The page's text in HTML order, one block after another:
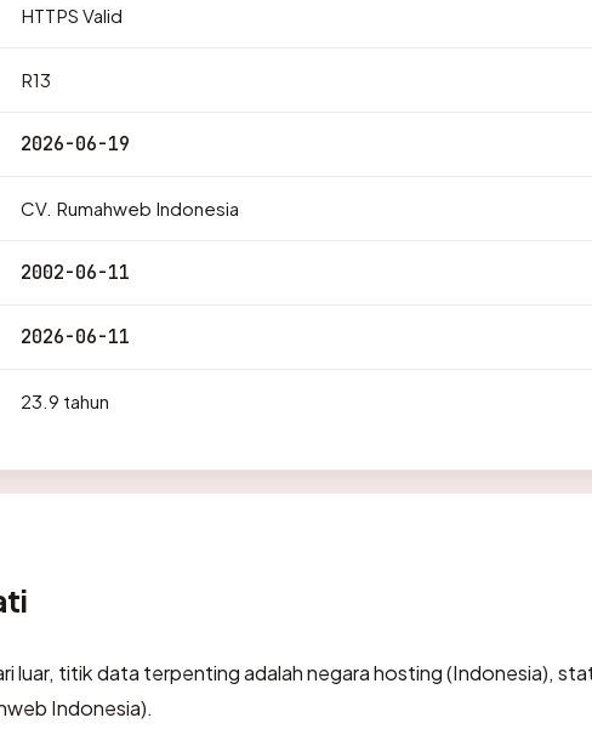
HTTPS Valid
R13
2026-06-19
CV. Rumahweb Indonesia
2002-06-11
2026-06-11
23.9 tahun
luar, titik data terpenting adalah negara hosting (Indonesia),
Indonesia).